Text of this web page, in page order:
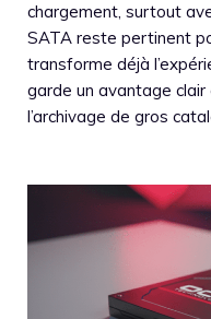
chargement, surtout
SATA reste pertinent
transforme déjà
garde un avantage
l’archivage de gros